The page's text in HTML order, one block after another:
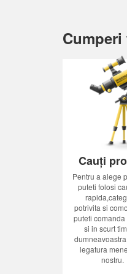
Cauți
Pentru a alege
puteti folosi
potrivita si
puteti
si in scurt
legatura
nostru.